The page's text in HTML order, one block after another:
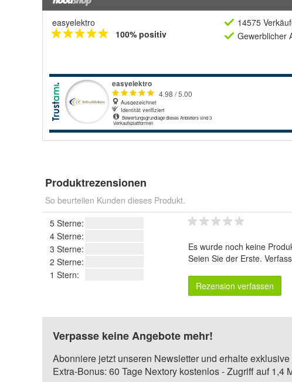
easyelektro
100% positiv
14575
Gewerblicher
Produktrezensionen
So beurteilen Kunden dieses Produkt.
5 Sterne:
4 Sterne:
3 Sterne:
2 Sterne:
1 Stern:
Es wurde noch keine
Seien Sie der Erste.
Rezension verfassen
Verpasse keine Angebote mehr!
Abonniere jetzt unseren Newsletter und erhalte
Extra-Bonus: 60 Tage Nextory kostenlos - Zugriff auf 1,4